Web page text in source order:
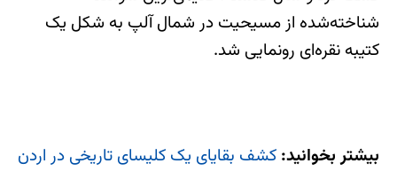
شناخته‌شده از مسیحیت در شمال آلپ به شکل یک
کتیبه نقره‌ای رونمایی شد.
بیشتر بخوانید: کشف بقایای یک کلیسای تاریخی در اردن